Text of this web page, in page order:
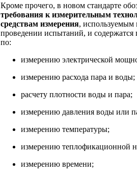
Кроме прочего, в новом стандарте
требования к измерительным
средствам измерения, используемым
проведении испытаний, и содержатся
по:
измерению электрической
измерению расхода пара и воды;
расчету плотности воды и пара;
измерению давления воды или
измерению температуры;
измерению теплофикационной
измерению времени;